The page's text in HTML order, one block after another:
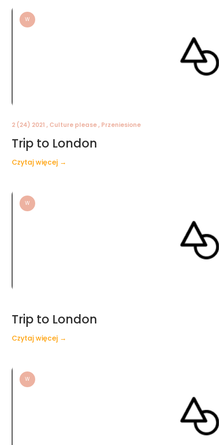
W
2 (24) 2021 , Culture please , Przeniesione
Trip to London
Czytaj więcej →
W
Trip to London
Czytaj więcej →
W